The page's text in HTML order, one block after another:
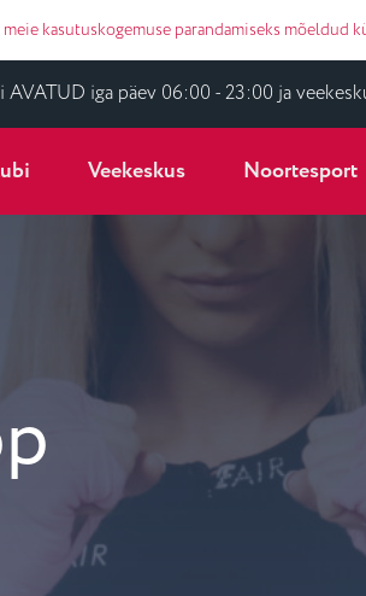
kasutuskogemuse parandamiseks mõeldud
iga päev 06:00 - 23:00 ja
Veekeskus Noortesport